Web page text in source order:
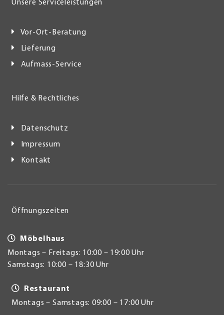
Unsere Serviceleistungen
Vor-Ort-Beratung
Lieferung
Aufmass-Service
Hilfe & Rechtliches
Datenschutz
Impressum
Kontakt
Öffnungszeiten
Möbelhaus
Montags – Freitags: 10:00 – 19:00 Uhr
Samstags: 10:00 – 18:30 Uhr
Restaurant
Montags – Samstags: 09:00 – 17:00 Uhr